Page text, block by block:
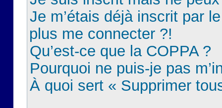
Je m’étais déjà inscrit par
plus me connecter ?!
Qu’est-ce que la COPPA ?
Pourquoi ne puis-je pas
À quoi sert « Supprimer